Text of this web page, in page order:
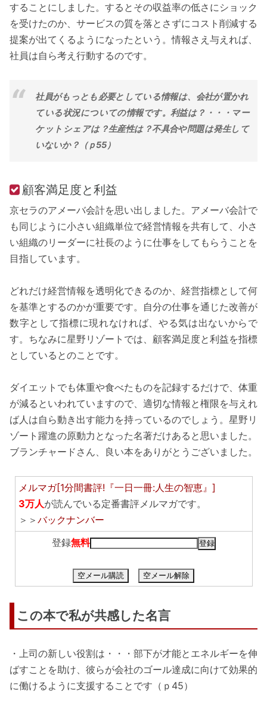
することにしました。するとその収益率の低さにショック
を受けたのか、サービスの質を落とさずにコスト削減する
提案が出てくるようになったという。情報さえ与えれば、
社員は自ら考え行動するのです。
社員がもっとも必要としている情報は、会社が置かれ
ている状況についての情報です。利益は？・・・マー
ケットシェアは？生産性は？不具合や問題は発生して
いないか？（ｐ55）
顧客満足度と利益
京セラのアメーバ会計を思い出しました。アメーバ会計で
も同じように小さい組織単位で経営情報を共有して、小さ
い組織のリーダーに社長のように仕事をしてもらうことを
目指しています。
どれだけ経営情報を透明化できるのか、経営指標として何
を基準とするのかが重要です。自分の仕事を通じた改善が
数字として指標に現れなければ、やる気は出ないからで
す。ちなみに星野リゾートでは、顧客満足度と利益を指標
としているとのことです。
ダイエットでも体重や食べたものを記録するだけで、体重
が減るといわれていますので、適切な情報と権限を与えれ
ば人は自ら動き出す能力を持っているのでしょう。星野リ
ゾート躍進の原動力となった名著だけあると思いました。
ブランチャードさん、良い本をありがとうございました。
メルマガ[1分間書評!『一日一冊:人生の智恵』]
3万人が読んでいる定番書評メルマガです。
＞＞ バックナンバー
登録無料
空メール購読 空メール解除
この本で私が共感した名言
・上司の新しい役割は・・・部下が才能とエネルギーを伸
ばすことを助け、彼らが会社のゴール達成に向けて効果的
に働けるように支援することです（ｐ45）